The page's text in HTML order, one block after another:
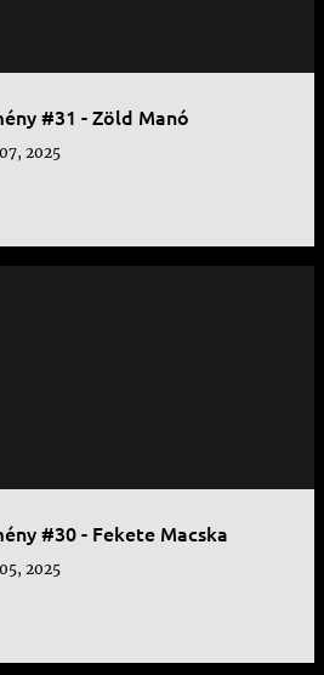
#31 - Zöld Manó
2025
#30 - Fekete Macska
2025